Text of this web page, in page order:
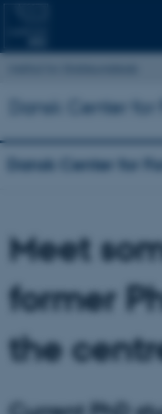
Dansk Center
Dansk Center for
Meet
former
the